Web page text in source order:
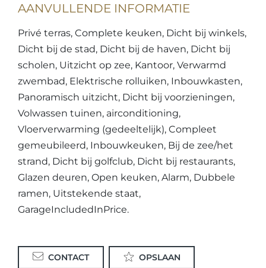
AANVULLENDE INFORMATIE
Privé terras, Complete keuken, Dicht bij winkels,
Dicht bij de stad, Dicht bij de haven, Dicht bij
scholen, Uitzicht op zee, Kantoor, Verwarmd
zwembad, Elektrische rolluiken, Inbouwkasten,
Panoramisch uitzicht, Dicht bij voorzieningen,
Volwassen tuinen, airconditioning,
Vloerverwarming (gedeeltelijk), Compleet
gemeubileerd, Inbouwkeuken, Bij de zee/het
strand, Dicht bij golfclub, Dicht bij restaurants,
Glazen deuren, Open keuken, Alarm, Dubbele
ramen, Uitstekende staat,
GarageIncludedInPrice.
CONTACT OPSLAAN